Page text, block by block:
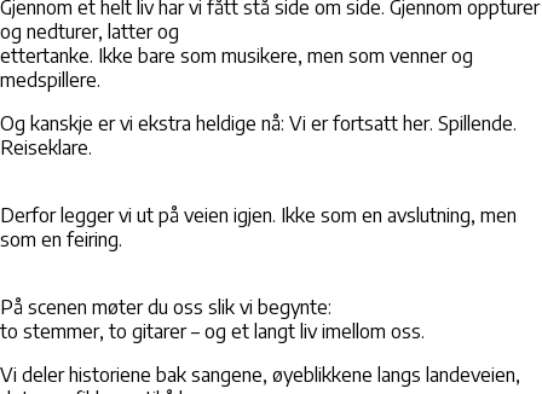
Gjennom et helt liv har vi fått stå side om side. Gjennom oppturer
og nedturer, latter og
ettertanke. Ikke bare som musikere, men som venner og
medspillere.
Og kanskje er vi ekstra heldige nå: Vi er fortsatt her. Spillende.
Reiseklare.
Derfor legger vi ut på veien igjen. Ikke som en avslutning, men
som en feiring.
På scenen møter du oss slik vi begynte:
to stemmer, to gitarer – og et langt liv imellom oss.
Vi deler historiene bak sangene, øyeblikkene langs landeveien,